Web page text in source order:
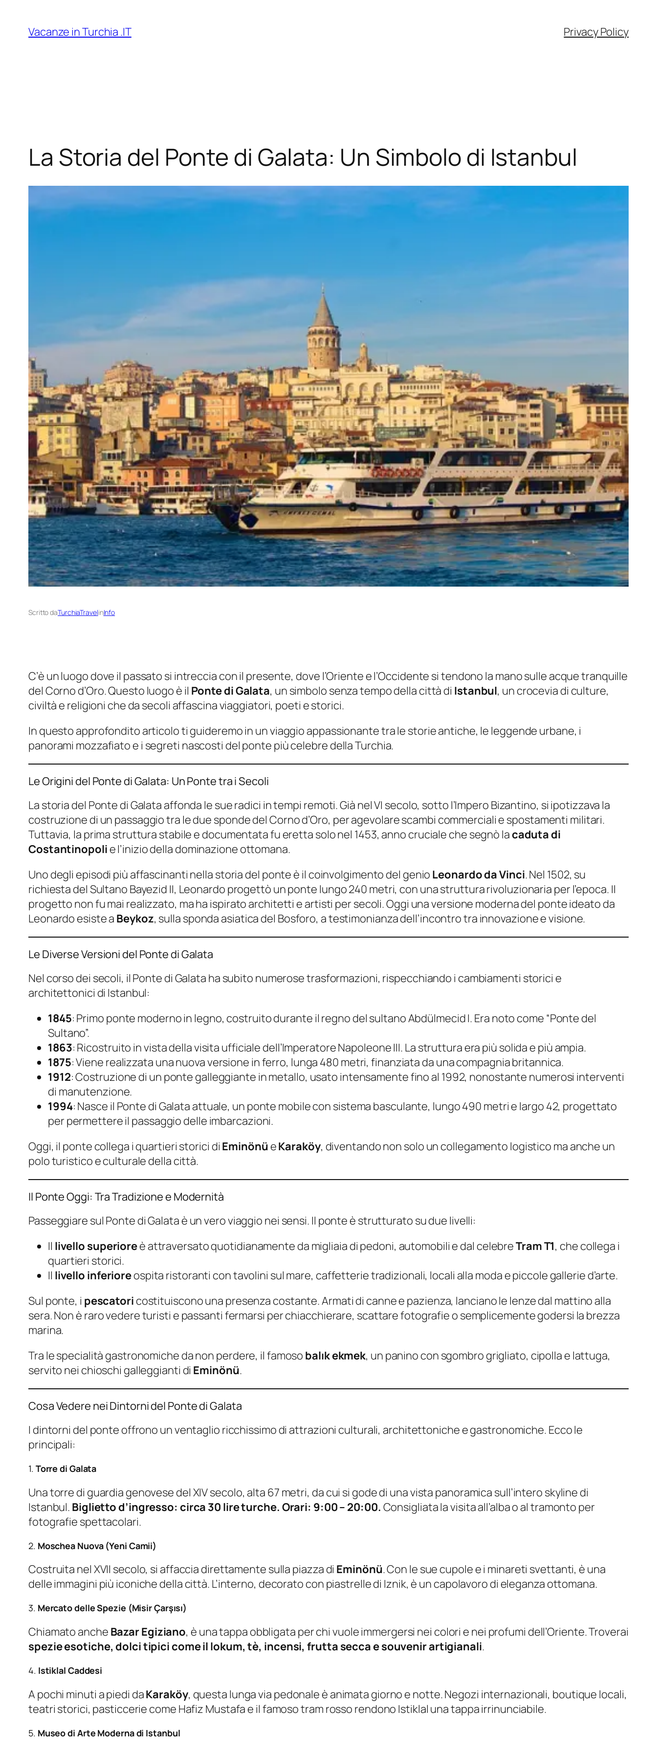
contenuto
Vacanze in Turchia .IT Privacy Policy
La Storia del Ponte di Galata: Un Simbolo di Istanbul
Scritto daTurchiaTravelinInfo
C’è un luogo dove il passato si intreccia con il presente, dove l’Oriente e l’Occidente si tendono la mano sulle acque tranquille
del Corno d’Oro. Questo luogo è il Ponte di Galata, un simbolo senza tempo della città di Istanbul, un crocevia di culture,
civiltà e religioni che da secoli affascina viaggiatori, poeti e storici.
In questo approfondito articolo ti guideremo in un viaggio appassionante tra le storie antiche, le leggende urbane, i
panorami mozzafiato e i segreti nascosti del ponte più celebre della Turchia.
Le Origini del Ponte di Galata: Un Ponte tra i Secoli
La storia del Ponte di Galata affonda le sue radici in tempi remoti. Già nel VI secolo, sotto l’Impero Bizantino, si ipotizzava la
costruzione di un passaggio tra le due sponde del Corno d’Oro, per agevolare scambi commerciali e spostamenti militari.
Tuttavia, la prima struttura stabile e documentata fu eretta solo nel 1453, anno cruciale che segnò la caduta di
Costantinopoli e l’inizio della dominazione ottomana.
Uno degli episodi più affascinanti nella storia del ponte è il coinvolgimento del genio Leonardo da Vinci. Nel 1502, su
richiesta del Sultano Bayezid II, Leonardo progettò un ponte lungo 240 metri, con una struttura rivoluzionaria per l’epoca. Il
progetto non fu mai realizzato, ma ha ispirato architetti e artisti per secoli. Oggi una versione moderna del ponte ideato da
Leonardo esiste a Beykoz, sulla sponda asiatica del Bosforo, a testimonianza dell’incontro tra innovazione e visione.
Le Diverse Versioni del Ponte di Galata
Nel corso dei secoli, il Ponte di Galata ha subito numerose trasformazioni, rispecchiando i cambiamenti storici e
architettonici di Istanbul:
1845: Primo ponte moderno in legno, costruito durante il regno del sultano Abdülmecid I. Era noto come “Ponte del
Sultano”.
1863: Ricostruito in vista della visita ufficiale dell’Imperatore Napoleone III. La struttura era più solida e più ampia.
1875: Viene realizzata una nuova versione in ferro, lunga 480 metri, finanziata da una compagnia britannica.
1912: Costruzione di un ponte galleggiante in metallo, usato intensamente fino al 1992, nonostante numerosi interventi
di manutenzione.
1994: Nasce il Ponte di Galata attuale, un ponte mobile con sistema basculante, lungo 490 metri e largo 42, progettato
per permettere il passaggio delle imbarcazioni.
Oggi, il ponte collega i quartieri storici di Eminönü eKaraköy, diventando non solo un collegamento logistico ma anche un
polo turistico e culturale della città.
Il Ponte Oggi: Tra Tradizione e Modernità
Passeggiare sul Ponte di Galata è un vero viaggio nei sensi. Il ponte è strutturato su due livelli:
Il livello superioreè attraversato quotidianamente da migliaia di pedoni, automobili e dal celebreTram T1, che collega i
quartieri storici.
Il livello inferioreospita ristoranti con tavolini sul mare, caffetterie tradizionali, locali alla moda e piccole gallerie d’arte.
Sul ponte, i pescatori costituiscono una presenza costante. Armati di canne e pazienza, lanciano le lenze dal mattino alla
sera. Non è raro vedere turisti e passanti fermarsi per chiacchierare, scattare fotografie o semplicemente godersi la brezza
marina.
Tra le specialità gastronomiche da non perdere, il famoso balık ekmek, un panino con sgombro grigliato, cipolla e lattuga,
servito nei chioschi galleggianti di Eminönü.
Cosa Vedere nei Dintorni del Ponte di Galata
I dintorni del ponte offrono un ventaglio ricchissimo di attrazioni culturali, architettoniche e gastronomiche. Ecco le
principali:
1. Torre di Galata
Una torre di guardia genovese del XIV secolo, alta 67 metri, da cui si gode di una vista panoramica sull’intero skyline di
Istanbul. Biglietto d’ingresso: circa 30 lire turche. Orari: 9:00 – 20:00. Consigliata la visita all’alba o al tramonto per
fotografie spettacolari.
2. Moschea Nuova (Yeni Camii)
Costruita nel XVII secolo, si affaccia direttamente sulla piazza di Eminönü. Con le sue cupole e i minareti svettanti, è una
delle immagini più iconiche della città. L’interno, decorato con piastrelle di Iznik, è un capolavoro di eleganza ottomana.
3. Mercato delle Spezie (Misir Çarşısı)
Chiamato anche Bazar Egiziano, è una tappa obbligata per chi vuole immergersi nei colori e nei profumi dell’Oriente. Troverai
spezie esotiche, dolci tipici come il lokum, tè, incensi, frutta secca e souvenir artigianali.
4. Istiklal Caddesi
A pochi minuti a piedi daKaraköy, questa lunga via pedonale è animata giorno e notte. Negozi internazionali, boutique locali,
teatri storici, pasticcerie come Hafiz Mustafa e il famoso tram rosso rendono Istiklal una tappa irrinunciabile.
5. Museo di Arte Moderna di Istanbul